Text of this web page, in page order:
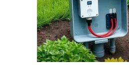
Мебель